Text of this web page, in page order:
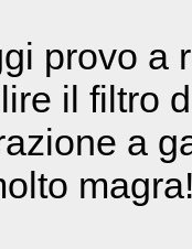
provo a
il filtro
a